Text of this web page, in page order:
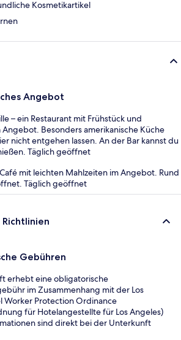
Kosmetikartikel
Angebot
– ein Restaurant mit Frühstück und
Besonders amerikanische Küche
nicht entgehen lassen. An der Bar kannst du
Täglich geöffnet
mit leichten Mahlzeiten im Angebot. Rund
Täglich geöffnet
Gebühren
erhebt eine obligatorische
im Zusammenhang mit der Los
Worker Protection Ordinance
für Hotelangestellte für Los Angeles)
sind direkt bei der Unterkunft